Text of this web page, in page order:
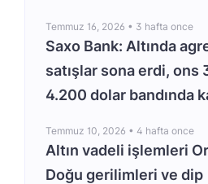
Temmuz 16, 2026 • 3 hafta once
Saxo Bank: Altında
satışlar sona erdi, ons
4.200 dolar bandında
Temmuz 10, 2026 • 4 hafta once
Altın vadeli işlemleri
Doğu gerilimleri ve dip